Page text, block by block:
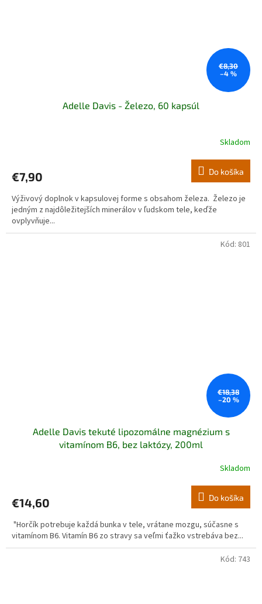
€8,30
–4 %
Adelle Davis - Železo, 60 kapsúl
Skladom
€7,90 Do košíka
Výživový doplnok v kapsulovej forme s obsahom železa. Železo je
jedným z najdôležitejších minerálov v ľudskom tele, keďže
ovplyvňuje...
€18,38
–20 %
Adelle Davis tekuté lipozomálne magnézium s
vitamínom B6, bez laktózy, 200ml
je
z
5
hviezdičiek.
Skladom
€14,60 Do košíka
"Horčík potrebuje každá bunka v tele, vrátane mozgu, súčasne s
vitamínom B6. Vitamín B6 zo stravy sa veľmi ťažko vstrebáva bez...
Kód: 801
Kód: 743